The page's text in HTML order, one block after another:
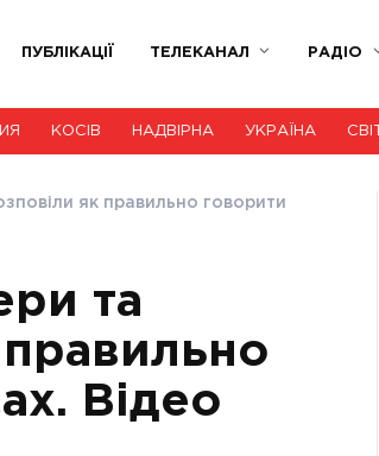
ПУБЛІКАЦІЇ ТЕЛЕКАНАЛ РАДІО
КОСІВ НАДВІРНА УКРАЇНА СВІТ
як правильно говорити
та
Відео